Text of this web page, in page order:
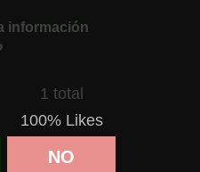
información
1 total
100% Likes
NO